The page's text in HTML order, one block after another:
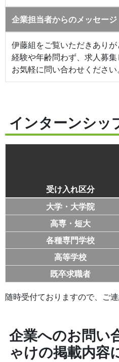
企業担当者からのメッセージ
伊藤組をご覧いただきありが
経験や年齢問わず、求人募
お気軽に問い合わせください
インターンシッ
受け入れ区分
大学・大学院
高専・短大
各種専門学校
高等学校
既卒求職者
随時受付ておりますので、ご
企業へのお問い
ゃけの掲載内容